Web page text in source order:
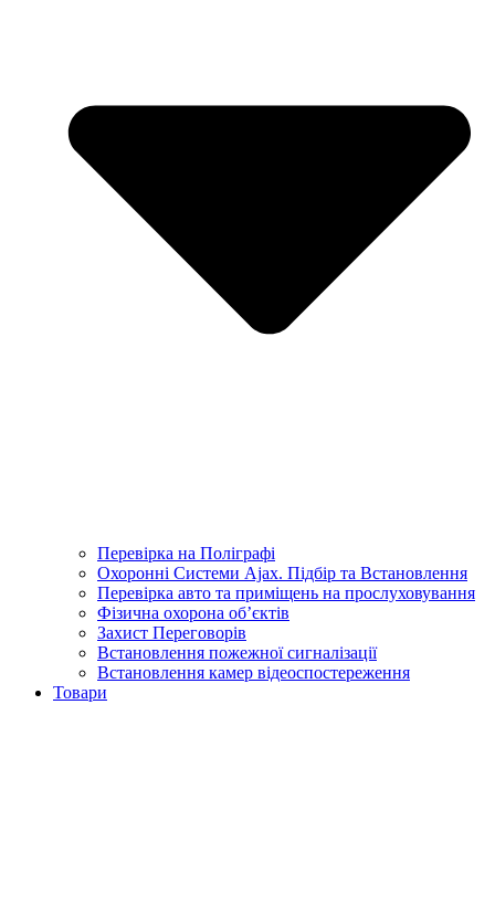
Перевірка на Поліграфі
Охоронні Системи Ajax. Підбір та Встановлення
Перевірка авто та приміщень на прослуховування
Фізична охорона об’єктів
Захист Переговорів
Встановлення пожежної сигналізації
Встановлення камер відеоспостереження
Товари